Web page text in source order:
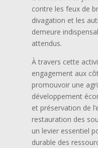
contre les feux de
divagation et les
demeure
attendus.
À travers cette
engagement aux
promouvoir une
développement
et préservation de
restauration des
un levier essentiel
durable des